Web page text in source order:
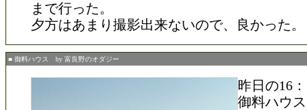
まで行った。
夕方はあまり撮影出来ないので、良かった。
■ 御料ハウス by 富良野のオダジー
昨日の16
御料ハウ